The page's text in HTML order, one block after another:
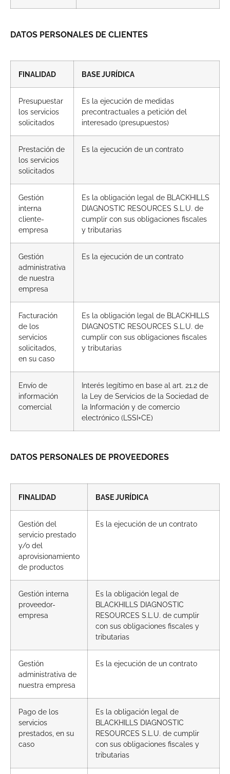
DATOS PERSONALES DE CLIENTES
FINALIDAD BASE JURÍDICA
Presupuestar
los servicios
solicitados
Es la ejecución de medidas
precontractuales a petición del
interesado (presupuestos)
Prestación de
los servicios
solicitados
Es la ejecución de un contrato
Gestión
interna
cliente-
empresa
Es la obligación legal de BLACKHILLS
DIAGNOSTIC RESOURCES S.L.U. de
cumplir con sus obligaciones fiscales
y tributarias
Gestión
administrativa
de nuestra
empresa
Es la ejecución de un contrato
Facturación
de los
servicios
solicitados,
en su caso
Es la obligación legal de BLACKHILLS
DIAGNOSTIC RESOURCES S.L.U. de
cumplir con sus obligaciones fiscales
y tributarias
Envío de
información
comercial
Interés legítimo en base al art. 21.2 de
la Ley de Servicios de la Sociedad de
la Información y de comercio
electrónico (LSSI+CE)
DATOS PERSONALES DE PROVEEDORES
FINALIDAD BASE JURÍDICA
Gestión del
servicio prestado
y/o del
aprovisionamiento
de productos
Es la ejecución de un contrato
Gestión interna
proveedor-
empresa
Es la obligación legal de
BLACKHILLS DIAGNOSTIC
RESOURCES S.L.U. de cumplir
con sus obligaciones fiscales y
tributarias
Gestión
administrativa de
nuestra empresa
Es la ejecución de un contrato
Pago de los
servicios
prestados, en su
caso
Es la obligación legal de
BLACKHILLS DIAGNOSTIC
RESOURCES S.L.U. de cumplir
con sus obligaciones fiscales y
tributarias